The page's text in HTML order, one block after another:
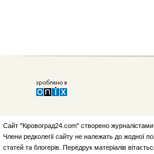
Сайт "Кіровоград24.com" створено
Члени редколегії сайту не належать до жодної
статей та блогерів. Передрук матеріалів